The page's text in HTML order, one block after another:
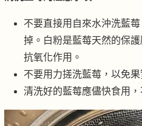
不要直接用自來水沖洗藍
掉。白粉是藍莓天然的保
抗氧化作用。
不要用力搓洗藍莓，以免果
清洗好的藍莓應儘快食用，